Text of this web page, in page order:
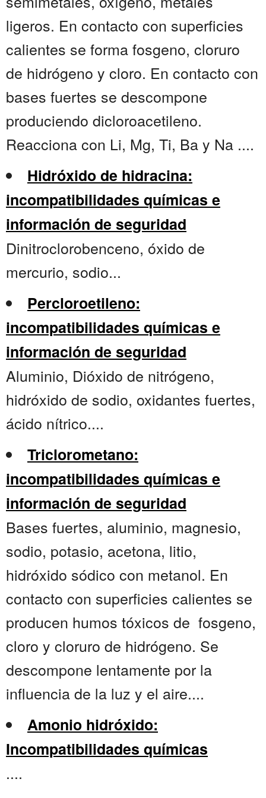
ligeros. En contacto con superficies
calientes se forma fosgeno, cloruro
de hidrógeno y cloro. En contacto con
bases fuertes se descompone
produciendo dicloroacetileno.
Reacciona con Li, Mg, Ti, Ba y Na ....
Hidróxido de hidracina:
incompatibilidades químicas e
información de seguridad
Dinitroclorobenceno, óxido de
mercurio, sodio...
Percloroetileno:
incompatibilidades químicas e
información de seguridad
Aluminio, Dióxido de nitrógeno,
hidróxido de sodio, oxidantes fuertes,
ácido nítrico....
Triclorometano:
incompatibilidades químicas e
información de seguridad
Bases fuertes, aluminio, magnesio,
sodio, potasio, acetona, litio,
hidróxido sódico con metanol. En
contacto con superficies calientes se
producen humos tóxicos de fosgeno,
cloro y cloruro de hidrógeno. Se
descompone lentamente por la
influencia de la luz y el aire....
Amonio hidróxido:
Incompatibilidades químicas
....